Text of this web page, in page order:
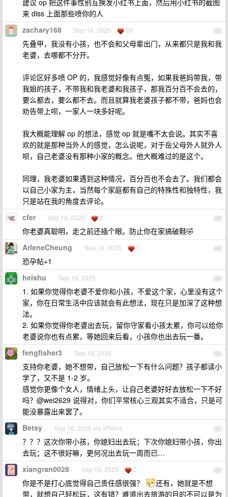
建议 op 把这件事性别互换发小红书上面，然后用小红书的截图
来 diss 上面那些喷你的人
62
zachary168 Sep 16, 2025 39
先叠甲，我没有小孩，也不会和父母辈出门，从来都只是我和我
老婆，去哪都不分开。
评论区好多喷 OP 的，我感觉好像有点冤，如果我爸妈带我，带
我姐的孩子，不带我和我老婆和我孩子，那我百分百不会去的，
要么都去，要么都不去。而且就算我老婆孩子都不带，爸妈也会
劝告带上呗，一家人一块多好呢。
我大概能理解 op 的想法，感觉 op 就是嘴不太会说。其实不喜
欢的就是那种当外人的感觉，怎么说呢，对于岳父母外人就外人
呗，自己老婆没有那种小家的概念。他大概难过的是这个。
同理，我老婆如果遇到这种情况，百分百也不会去了。我们都会
以自己小家为主，当然每个家庭都有自己的特殊性和独特性，我
只是站在我的角度去评论。
63
cfer Sep 16, 2025 2
你老婆真聪明，走之前还插个眼。防止你在家搞破鞋🤣
64
ArleneCheung Sep 16, 2025 1
恐孕帖+1
65
heishu Sep 16, 2025
1. 如果你觉得你老婆不爱你和小孩，不爱这个家，心里没有这个
家，你在日常生活中应该就会有此想法，现在只是加深了这种想
法。
2. 如果你觉得你老婆出去玩，留你守家看小孩太累，你可以给你
老婆说你也有点累，等她回来后看，小孩你也出去玩一番。
66
fengfisher3 Sep 16, 2025
支持你老婆，她不想带，自己放松一下有什么问题？孩子都读小
学了，又不是 1-2 岁。
感觉你更像个女人，情绪上头，让自己老婆好好去放松一下不好
吗？@wei2629 说得对，你们平常核心三观其实不适合，只是可
能没暴露出来罢了。
67
Betsy Sep 16, 2025 via iPhone
？？？这次你带小孩，你媳妇出去玩；下次你媳妇带小孩，你出
去玩；这不很好嘛，更何况出去玩一周而已…
68
xiangran0028 Sep 16, 2025 2
你是不是打心底觉得自己责任感很强？
还有，她就是不想
带，就想自己轻松玩，这有错？难道出去旅游的目的不可以是为